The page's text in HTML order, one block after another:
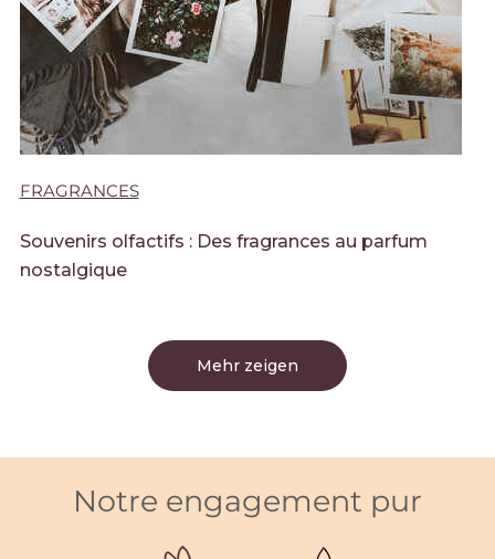
FRAGRANCES
Souvenirs olfactifs : Des fragrances au parfum
nostalgique
Mehr zeigen
Notre engagement pur